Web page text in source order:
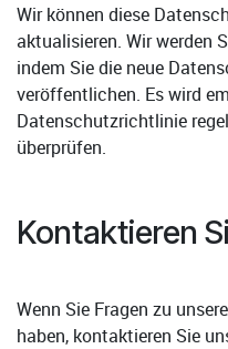
Wir können diese
aktualisieren. Wir werden
indem Sie die neue
veröffentlichen. Es wird
Datenschutzrichtlinie
überprüfen.
Kontaktieren
Wenn Sie Fragen zu
haben, kontaktieren Sie